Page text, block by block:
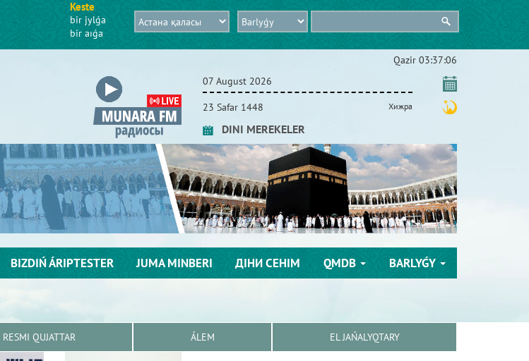
Keste
bіr jylǵa
bіr aıǵa
Qazіr 03:37:07
07 August 2026
23 Safar 1448 Хижра
DINI MEREKELER
BІZDІŃ ÁRІPTESTER JUMA MІNBERІ ДІНИ СЕНІМ QMDB BARLYǴY
RESMI QUJATTAR ÁLEM EL JAŃALYQTARY